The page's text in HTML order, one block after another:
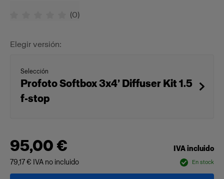
(0)
Elegir versión:
Selección
Profoto Softbox 3x4’ Diffuser Kit 1.5
f-stop
95,00 €
IVA incluido
79,17 € IVA no incluido En stock